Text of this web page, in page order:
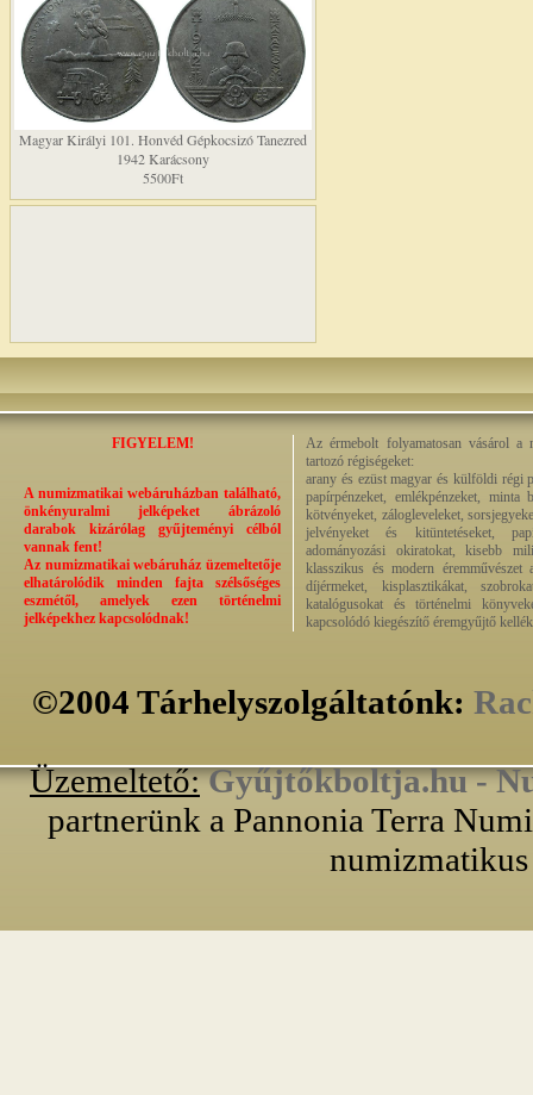
Magyar Királyi 101. Honvéd Gépkocsizó Tanezred
1942 Karácsony
5500Ft
FIGYELEM!
A numizmatikai webáruházban található,
önkényuralmi jelképeket ábrázoló
darabok kizárólag gyűjteményi célból
vannak fent!
Az numizmatikai webáruház üzemeltetője
elhatárolódik minden fajta szélsőséges
eszmétől, amelyek ezen történelmi
jelképekhez kapcsolódnak!
Az érmebolt folyamatosan vásárol a
tartozó régiségeket:
arany és ezüst magyar és külföldi régi
papírpénzeket, emlékpénzeket, minta
kötvényeket, zálogleveleket,
jelvényeket és kitüntetéseket,
adományozási okiratokat, kisebb
klasszikus és modern éremművészet
díjérmeket, kisplasztikákat,
katalógusokat és történelmi
kapcsolódó kiegészítő éremgyűjtő
©2004 Tárhelyszolgáltatónk:
Üzemeltető: Gyűjtőkboltja.hu -
partnerünk a Pannonia Terra
numizmatikus